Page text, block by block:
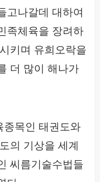
고나갈데 대하여
족체육을 장려하
키며 유희오락을
더 많이 해나가
종목인 태권도와
의 기상을 세계
씨름기술수법들